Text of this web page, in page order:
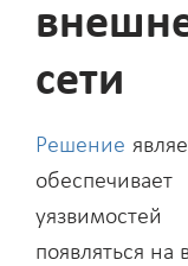
сети
Решение
появляться